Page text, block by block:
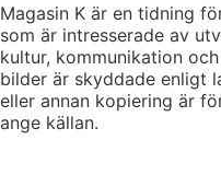
Magasin K är en tidning
som är intresserade av
kultur, kommunikation
bilder är skyddade enligt
eller annan kopiering är
ange källan.